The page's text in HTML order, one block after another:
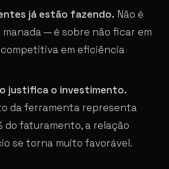
já estão fazendo. Não é
— é sobre não ficar em
em eficiência
justifica o investimento.
da ferramenta representa
do faturamento, a relação
se torna muito favorável.